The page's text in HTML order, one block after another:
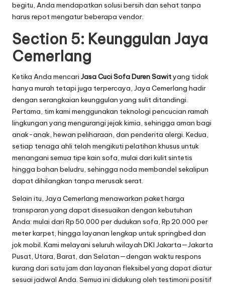
begitu, Anda mendapatkan solusi bersih dan sehat tanpa
harus repot mengatur beberapa vendor.
Section 5: Keunggulan Jaya
Cemerlang
Ketika Anda mencari Jasa Cuci Sofa Duren Sawityang tidak
hanya murah tetapi juga terpercaya, Jaya Cemerlang hadir
dengan serangkaian keunggulan yang sulit ditandingi.
Pertama, tim kami menggunakan teknologi pencucian ramah
lingkungan yang mengurangi jejak kimia, sehingga aman bagi
anak-anak, hewan peliharaan, dan penderita alergi. Kedua,
setiap tenaga ahli telah mengikuti pelatihan khusus untuk
menangani semua tipe kain sofa, mulai dari kulit sintetis
hingga bahan beludru, sehingga noda membandel sekalipun
dapat dihilangkan tanpa merusak serat.
Selain itu, Jaya Cemerlang menawarkan paket harga
transparan yang dapat disesuaikan dengan kebutuhan
Anda: mulai dari Rp 50.000 per dudukan sofa, Rp 20.000 per
meter karpet, hingga layanan lengkap untuk springbed dan
jok mobil. Kami melayani seluruh wilayah DKI Jakarta—Jakarta
Pusat, Utara, Barat, dan Selatan—dengan waktu respons
kurang dari satu jam dan layanan fleksibel yang dapat diatur
sesuai jadwal Anda. Semua ini didukung oleh testimoni positif